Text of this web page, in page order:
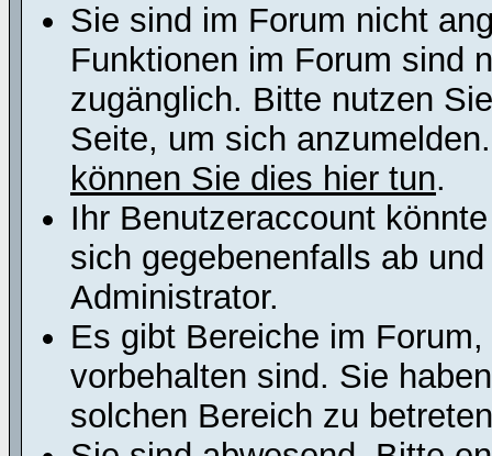
Sie sind im Forum nicht
Funktionen im Forum sind
zugänglich. Bitte nutzen
Seite, um sich
können Sie dies hier tun.
Ihr Benutzeraccount
sich gegebenenfalls ab
Administrator.
Es gibt Bereiche im
vorbehalten sind. Sie
solchen Bereich zu